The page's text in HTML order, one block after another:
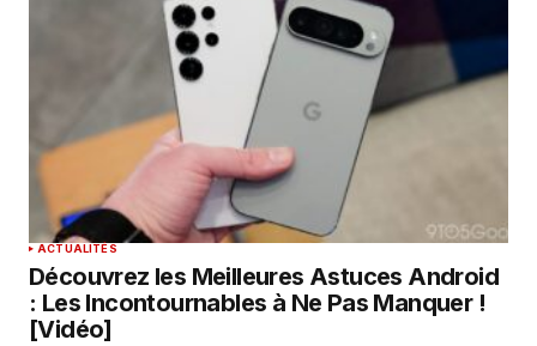
ACTUALITÉS
Découvrez les Meilleures Astuces Android
: Les Incontournables à Ne Pas Manquer !
[Vidéo]